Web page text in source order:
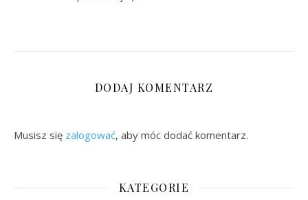
DODAJ KOMENTARZ
Musisz się zalogować, aby móc dodać komentarz.
KATEGORIE